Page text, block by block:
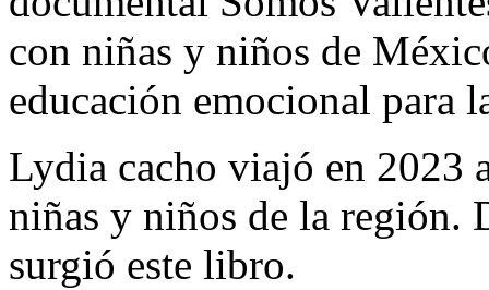
con niñas y niños de
educación emocional para
Lydia cacho viajó en 2023
niñas y niños de la región.
surgió este libro.